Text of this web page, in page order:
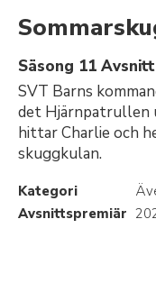
Säsong 11
SVT Barns
det Hjärnpatrullen
hittar Charlie och
skuggkulan.
Kategori
Avsnittspremiär